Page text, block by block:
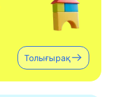
Толығырақ